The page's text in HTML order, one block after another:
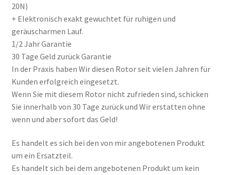
20N)
+ Elektronisch exakt gewuchtet für ruhigen und
geräuscharmen Lauf.
1/2 Jahr Garantie
30 Tage Geld zurück Garantie
In der Praxis haben Wir diesen Rotor seit vielen Jahren für
Kunden erfolgreich eingesetzt.
Wenn Sie mit diesem Rotor nicht zufrieden sind, schicken
Sie innerhalb von 30 Tage zurück und Wir erstatten ohne
wenn und aber sofort das Geld!
Es handelt es sich bei den von mir angebotenen Produkt
um ein Ersatzteil.
Es handelt sich bei dem angebotenen Produkt um kein